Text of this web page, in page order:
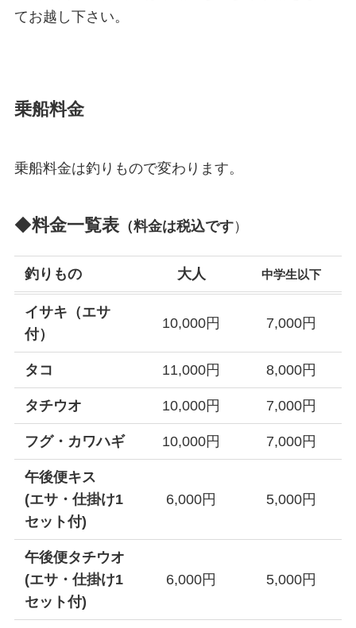
てお越し下さい。
乗船料金
乗船料金は釣りもので変わります。
◆料金一覧表（料金は税込です）
釣りもの 大人 中学生以下
イサキ（エサ
付）
10,000円 7,000円
タコ 11,000円 8,000円
タチウオ 10,000円 7,000円
フグ・カワハギ 10,000円 7,000円
午後便キス
(エサ・仕掛け1
セット付)
6,000円 5,000円
午後便タチウオ
(エサ・仕掛け1
セット付)
6,000円 5,000円